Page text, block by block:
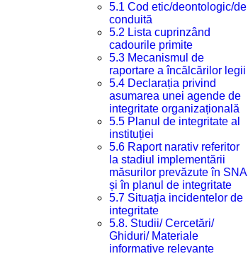
5.1 Cod etic/deontologic/de
conduită
5.2 Lista cuprinzând
cadourile primite
5.3 Mecanismul de
raportare a încălcărilor legii
5.4 Declarația privind
asumarea unei agende de
integritate organizațională
5.5 Planul de integritate al
instituției
5.6 Raport narativ referitor
la stadiul implementării
măsurilor prevăzute în SNA
și în planul de integritate
5.7 Situația incidentelor de
integritate
5.8. Studii/ Cercetări/
Ghiduri/ Materiale
informative relevante